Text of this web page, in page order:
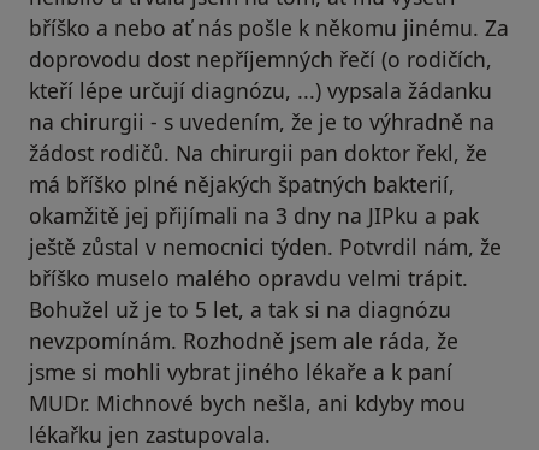
bříško a nebo ať nás pošle k někomu jinému. Za
doprovodu dost nepříjemných řečí (o rodičích,
kteří lépe určují diagnózu, ...) vypsala žádanku
na chirurgii - s uvedením, že je to výhradně na
žádost rodičů. Na chirurgii pan doktor řekl, že
má bříško plné nějakých špatných bakterií,
okamžitě jej přijímali na 3 dny na JIPku a pak
ještě zůstal v nemocnici týden. Potvrdil nám, že
bříško muselo malého opravdu velmi trápit.
Bohužel už je to 5 let, a tak si na diagnózu
nevzpomínám. Rozhodně jsem ale ráda, že
jsme si mohli vybrat jiného lékaře a k paní
MUDr. Michnové bych nešla, ani kdyby mou
lékařku jen zastupovala.